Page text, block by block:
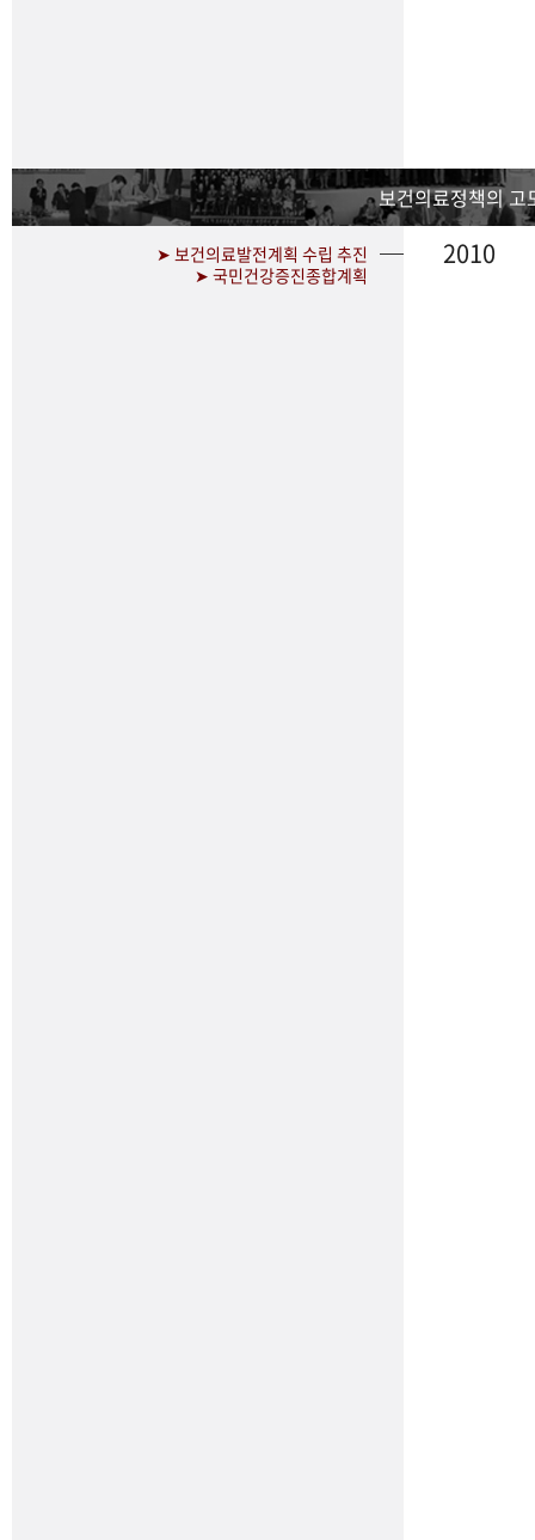
보건의료정책의 고
➤ 보건의료발전계획 수립 추진
➤ 국민건강증진종합계획
2010